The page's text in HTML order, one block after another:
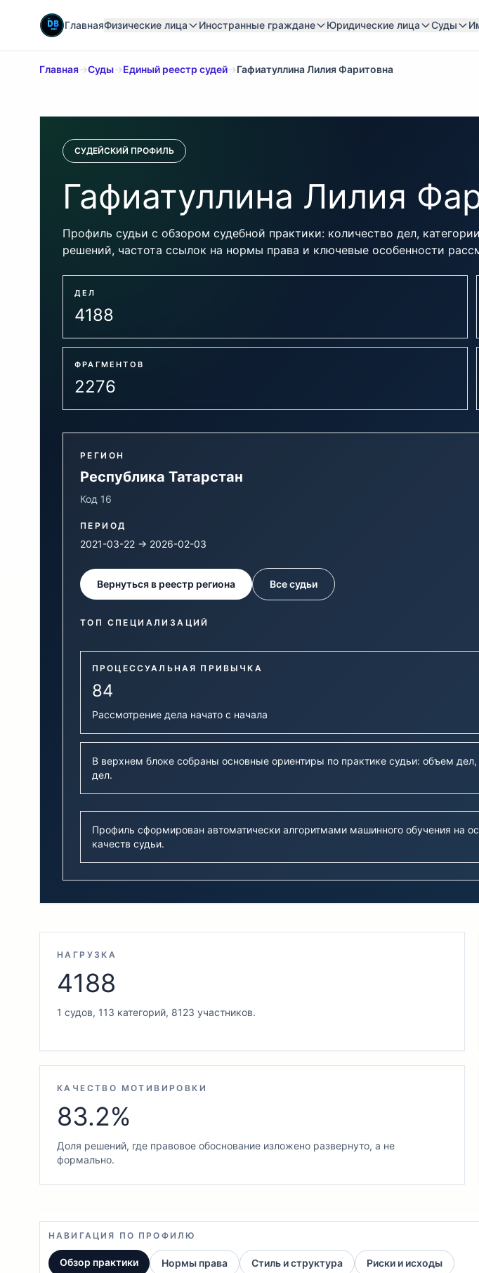
ГлавнаяФизические лица Иностранные граждане Юридические лица Суды
Главная→Суды→Единый реестр судей→Гафиатуллина Лилия Фаритовна
СУДЕЙСКИЙ ПРОФИЛЬ
Гафиатуллина Лилия
Профиль судьи с обзором судебной практики: количество дел,
решений, частота ссылок на нормы права и ключевые особенности
ДЕЛ
4188
ФРАГМЕНТОВ
2276
РЕГИОН
Республика Татарстан
Код 16
ПЕРИОД
2021-03-22 → 2026-02-03
Вернуться в реестр региона Все судьи
ТОП СПЕЦИАЛИЗАЦИЙ
ПРОЦЕССУАЛЬНАЯ ПРИВЫЧКА
84
Рассмотрение дела начато с начала
В верхнем блоке собраны основные ориентиры по практике судьи: объем
дел.
Профиль сформирован автоматически алгоритмами машинного обучения на
качеств судьи.
НАГРУЗКА
4188
1 судов, 113 категорий, 8123 участников.
КАЧЕСТВО МОТИВИРОВКИ
83.2%
Доля решений, где правовое обоснование изложено развернуто, а не
формально.
НАВИГАЦИЯ ПО ПРОФИЛЮ
Обзор практики Нормы права Стиль и структура Риски и исходы